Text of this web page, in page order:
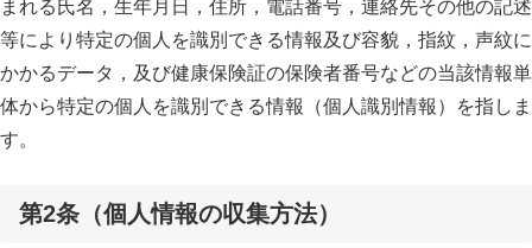
まれる氏名，生年月日，住所，電話番号，連絡先その他の記述
等により特定の個人を識別できる情報及び容貌，指紋，声紋に
かかるデータ，及び健康保険証の保険者番号などの当該情報単
体から特定の個人を識別できる情報（個人識別情報）を指しま
す。
第2条（個人情報の収集方法）